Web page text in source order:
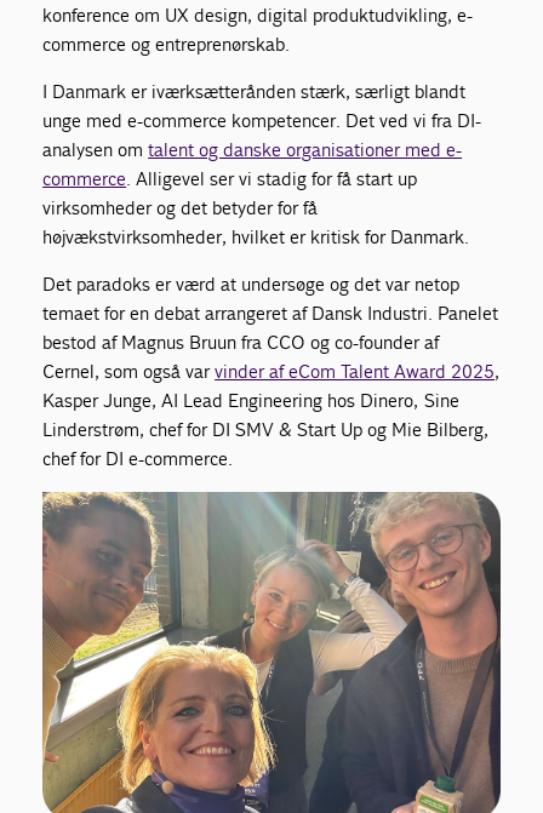
konference om UX design, digital produktudvikling, e-
commerce og entreprenørskab.
I Danmark er iværksætterånden stærk, særligt blandt
unge med e-commerce kompetencer. Det ved vi fra DI-
analysen omtalent og danske organisationer med e-
commerce . Alligevel ser vi stadig for få start up
virksomheder og det betyder for få
højvækstvirksomheder, hvilket er kritisk for Danmark.
Det paradoks er værd at undersøge og det var netop
temaet for en debat arrangeret af Dansk Industri. Panelet
bestod af Magnus Bruun fra CCO og co-founder af
Cernel, som også varvinder af eCom Talent Award 2025,
Kasper Junge, AI Lead Engineering hos Dinero, Sine
Linderstrøm, chef for DI SMV & Start Up og Mie Bilberg,
chef for DI e-commerce.